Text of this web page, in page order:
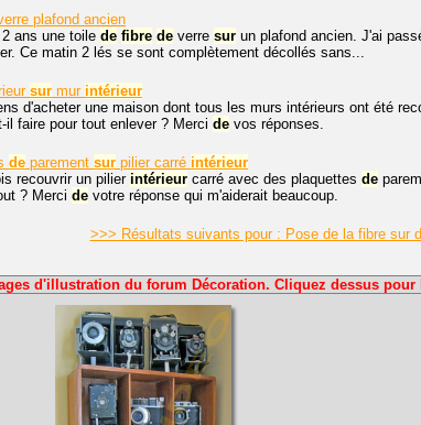
plafond ancien
ans une toile de fibre de verre sur un plafond ancien. J'ai
Ce matin 2 lés se sont complètement décollés sans...
sur mur intérieur
d'acheter une maison dont tous les murs intérieurs ont été
il faire pour tout enlever ? Merci de vos réponses.
de parement sur pilier carré intérieur
recouvrir un pilierintérieur carré avec des plaquettes de
? Merci de votre réponse qui m'aiderait beaucoup.
>>> Résultats suivants pour : Pose de la fibre sur
d'illustration du forum Décoration. Cliquez dessus pour